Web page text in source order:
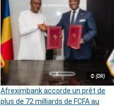
© (DR)
Afreximbank accorde un prêt de
plus de 72 milliards de FCFA au